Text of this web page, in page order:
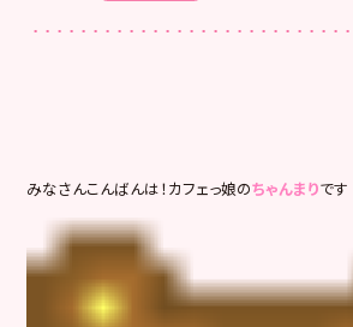
みなさんこんばんは！カフェっ娘のちゃんまりです